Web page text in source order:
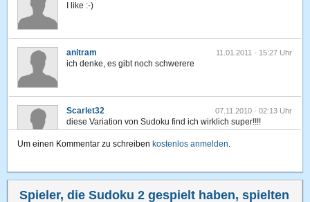
I like :-)
anitram 11.01.2011 · 15:27 Uhr
ich denke, es gibt noch schwerere
Scarlet32 07.11.2010 · 02:13 Uhr
diese Variation von Sudoku find ich wirklich super!!!!
mir geht es genauso................................. ...
Um einen Kommentar zu schreiben kostenlos anmelden.
Spieler, die Sudoku 2 gespielt haben, spielten